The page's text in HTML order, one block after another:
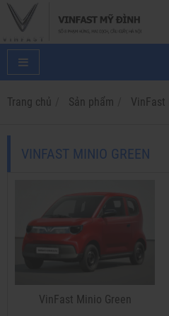
Trang chủ Sản phẩm VinFast
VINFAST MINIO GREEN
VinFast Minio Green